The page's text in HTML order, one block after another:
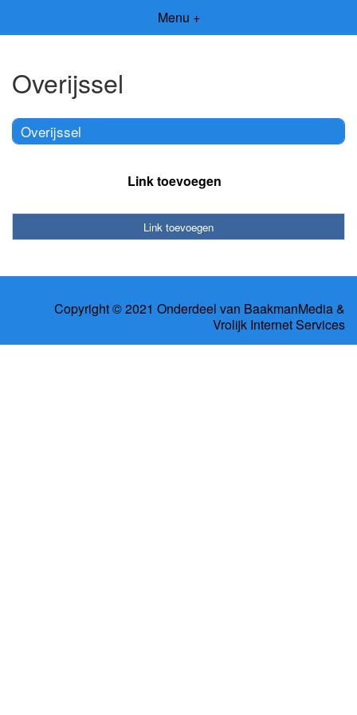
Menu +
Overijssel
Overijssel
Link toevoegen
Link toevoegen
Copyright © 2021 Onderdeel van BaakmanMedia&
Vrolijk Internet Services